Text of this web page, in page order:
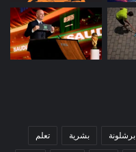
برشلونة بشرية تعلم